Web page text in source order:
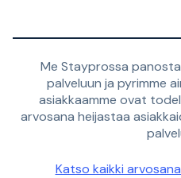
Me Stayprossa
palveluun ja pyrimme
asiakkaamme ovat
arvosana heijastaa
Katso kaikki